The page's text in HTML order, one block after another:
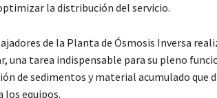
la distribución del servicio.
de la Planta de Ósmosis Inversa
una tarea indispensable para su pleno
de sedimentos y material acumulado que
los equipos.